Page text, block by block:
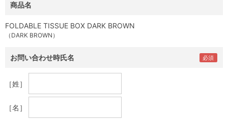
商品名
FOLDABLE TISSUE BOX DARK BROWN
（DARK BROWN）
お問い合わせ時氏名
［姓］
［名］